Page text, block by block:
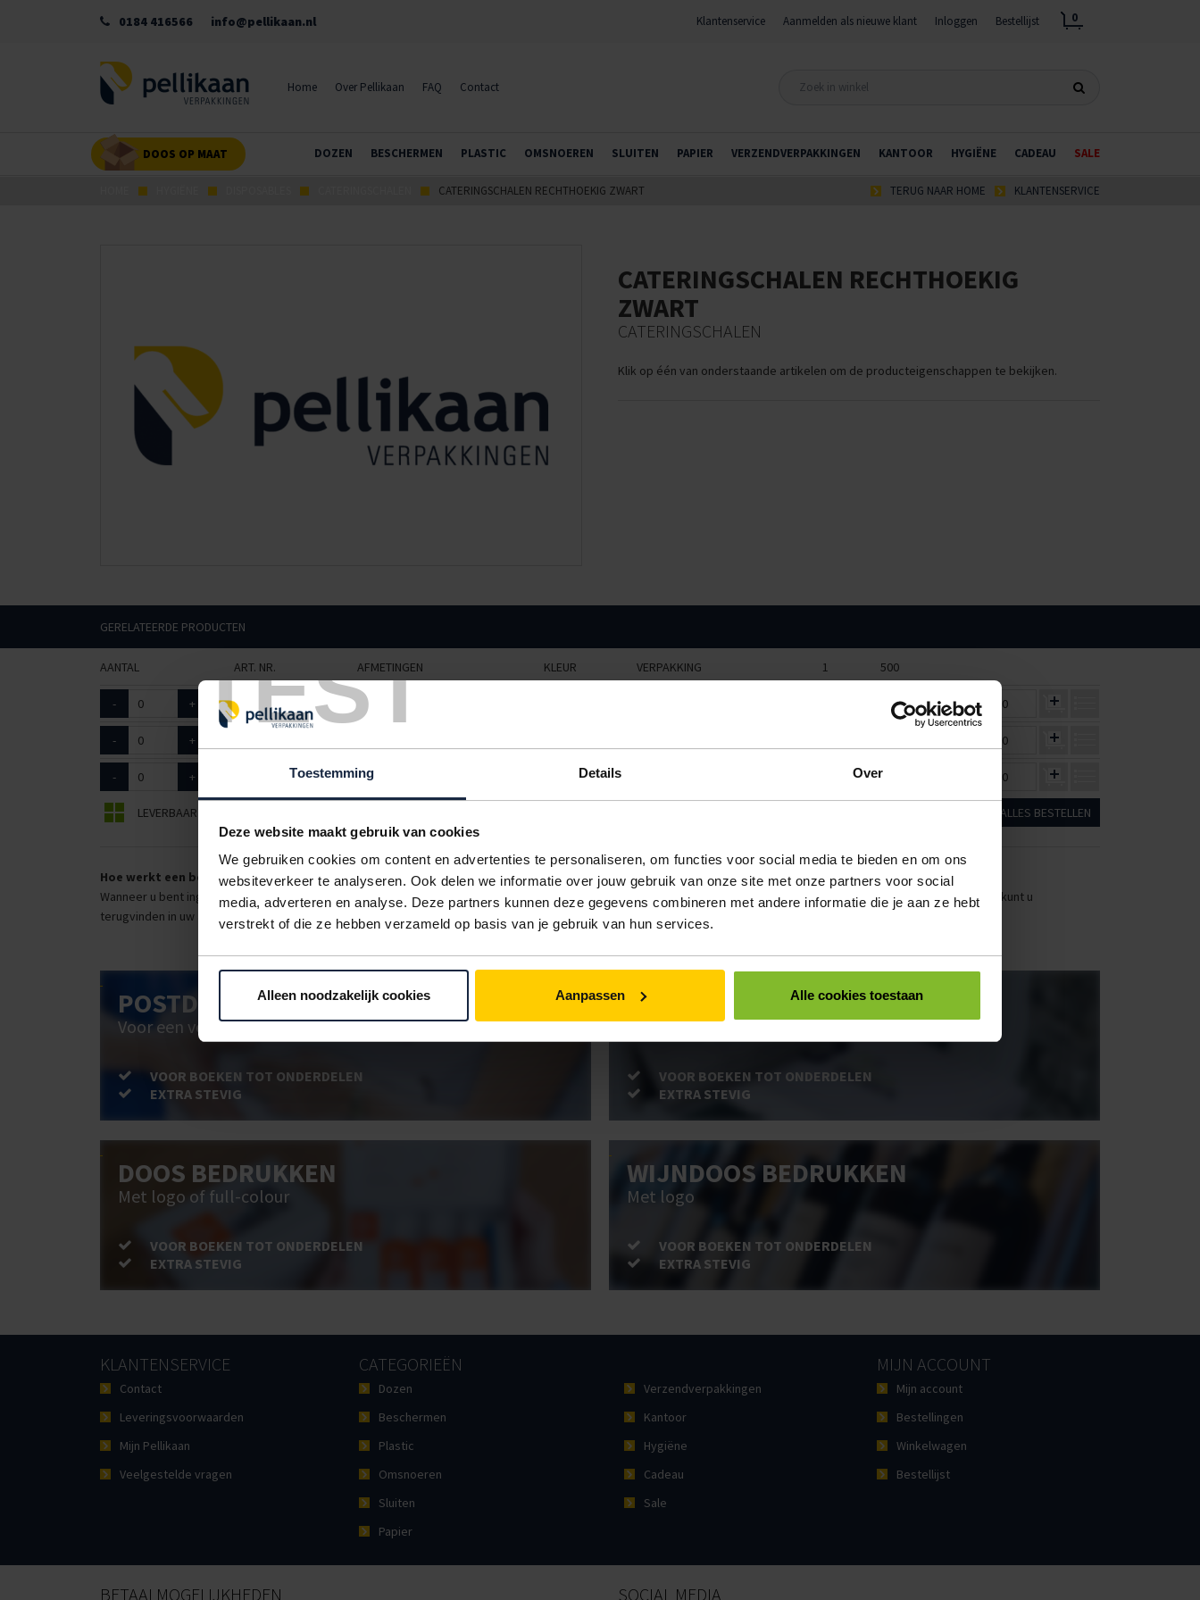
TEST
Toestemming Details Over
Deze website maakt gebruik van cookies
We gebruiken cookies om content en advertenties te personaliseren, om functies voor social media te bieden en om ons
websiteverkeer te analyseren. Ook delen we informatie over jouw gebruik van onze site met onze partners voor social
media, adverteren en analyse. Deze partners kunnen deze gegevens combineren met andere informatie die je aan ze hebt
verstrekt of die ze hebben verzameld op basis van je gebruik van hun services.
Alleen noodzakelijk cookies Aanpassen Alle cookies toestaan
0184 416566 info@pellikaan.nl Klantenservice Aanmelden als nieuwe klant Inloggen Bestellijst 0
Home Over Pellikaan FAQ Contact
DOZEN BESCHERMEN PLASTIC OMSNOEREN SLUITEN PAPIER VERZENDVERPAKKINGEN KANTOOR HYGIËNE CADEAU SALE
DOOS OP MAAT
CATERINGSCHALEN RECHTHOEKIG ZWART KLANTENSERVICE
TERUG NAAR HOME
CATERINGSCHALEN RECHTHOEKIG
ZWART
CATERINGSCHALEN
Klik op één van onderstaande artikelen om de producteigenschappen te bekijken.
GERELATEERDE PRODUCTEN
AANTAL ART. NR. AFMETINGEN KLEUR VERPAKKING 1 500
- + 6301225 35 x 24cm €1,26 €0,00
- + €0,00
- + 55 x 37cm €3,35 €0,00
LEVERBAAR ALLES BESTELLEN
Hoe werkt een bestellijst?
Wanneer u bent ingelogd, kunt u een eigen bestellijst maken. Gebruik bestel- en offertelijsten om eenvoudig en snel producten te bestellen. Uw bestel- en offertelijsten kunt u
terugvinden in uw account. Dat pakt altijd goed uit voor uw administratie!
POSTDOOS BEDRUKKEN
Voor een veilige verzending
VOOR BOEKEN TOT ONDERDELEN
EXTRA STEVIG
BRIEVENBUSDOOS BEDRUKKEN
Post stevig verpakt
VOOR BOEKEN TOT ONDERDELEN
EXTRA STEVIG
DOOS BEDRUKKEN
Met logo of full-colour
VOOR BOEKEN TOT ONDERDELEN
EXTRA STEVIG
WIJNDOOS BEDRUKKEN
Met logo
VOOR BOEKEN TOT ONDERDELEN
EXTRA STEVIG
KLANTENSERVICE
Contact
Leveringsvoorwaarden
Mijn Pellikaan
Veelgestelde vragen
CATEGORIEËN
Dozen
Beschermen
Plastic
Omsnoeren
Sluiten
Papier
Verzendverpakkingen
Kantoor
Hygiëne
Cadeau
Sale
MIJN ACCOUNT
Mijn account
Bestellingen
Winkelwagen
Bestellijst
BETAALMOGELIJKHEDEN SOCIAL MEDIA